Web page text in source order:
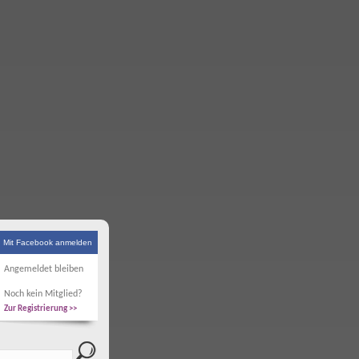
Mit Facebook anmelden
Angemeldet bleiben
Noch kein Mitglied?
Zur Registrierung >>